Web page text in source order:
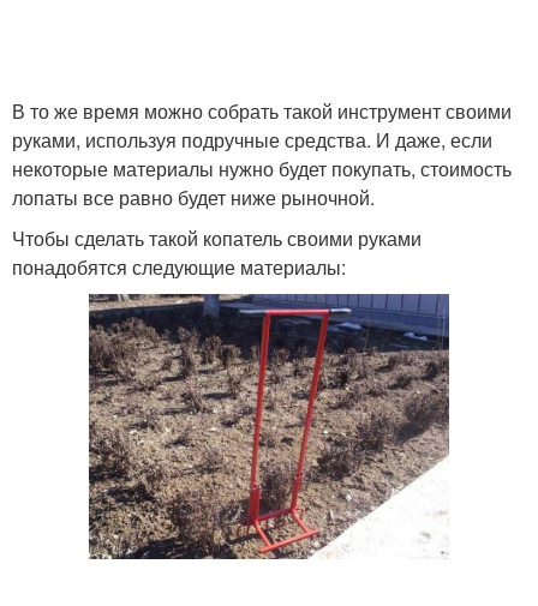
В то же время можно собрать такой инструмент своими
руками, используя подручные средства. И даже, если
некоторые материалы нужно будет покупать, стоимость
лопаты все равно будет ниже рыночной.
Чтобы сделать такой копатель своими руками
понадобятся следующие материалы: